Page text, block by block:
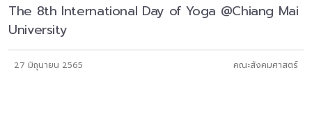
The 8th International Day of Yoga @Chiang Mai
University
27 มิถุนายน 2565 คณะสังคมศาสตร์